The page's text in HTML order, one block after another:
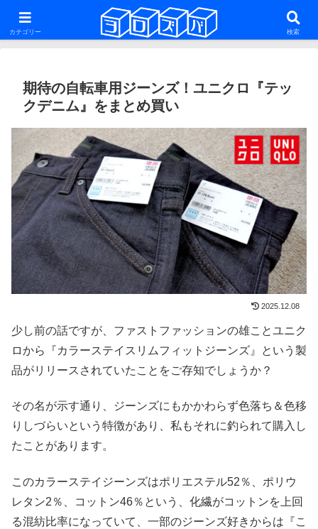
ファットバイク・29er・ミニベロ・グラベルロードを話題にした雑多な自転車
系ブログ
期待の自転車用ジーンズ！ユニクロ『テッ
クデニム』をまとめ買い
2025.12.08
少し前の話ですが、ファストファッションの雄ことユニク
ロから『カラーステイスリムフィットジーンズ』という製
品がリリースされていたことをご存知でしょうか？
その名が示す通り、ジーンズにもかかわらず色落ち＆色移
りしづらいという特徴があり、私もそれに釣られて購入し
たことがあります。
このカラーステイジーンズはポリエステル52％、ポリウ
レタン2％、コットン46％という、化繊がコットンを上回
る混紡比率になっていて、一部のジーンズ好きからは『こ
カテゴリー 検索